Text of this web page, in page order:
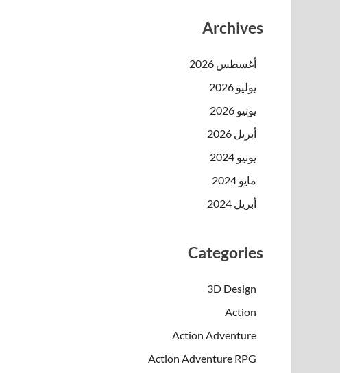
Archives
أغسطس 2026
يوليو 2026
يونيو 2026
أبريل 2026
يونيو 2024
مايو 2024
أبريل 2024
Categories
3D Design
Action
Action Adventure
Action Adventure RPG